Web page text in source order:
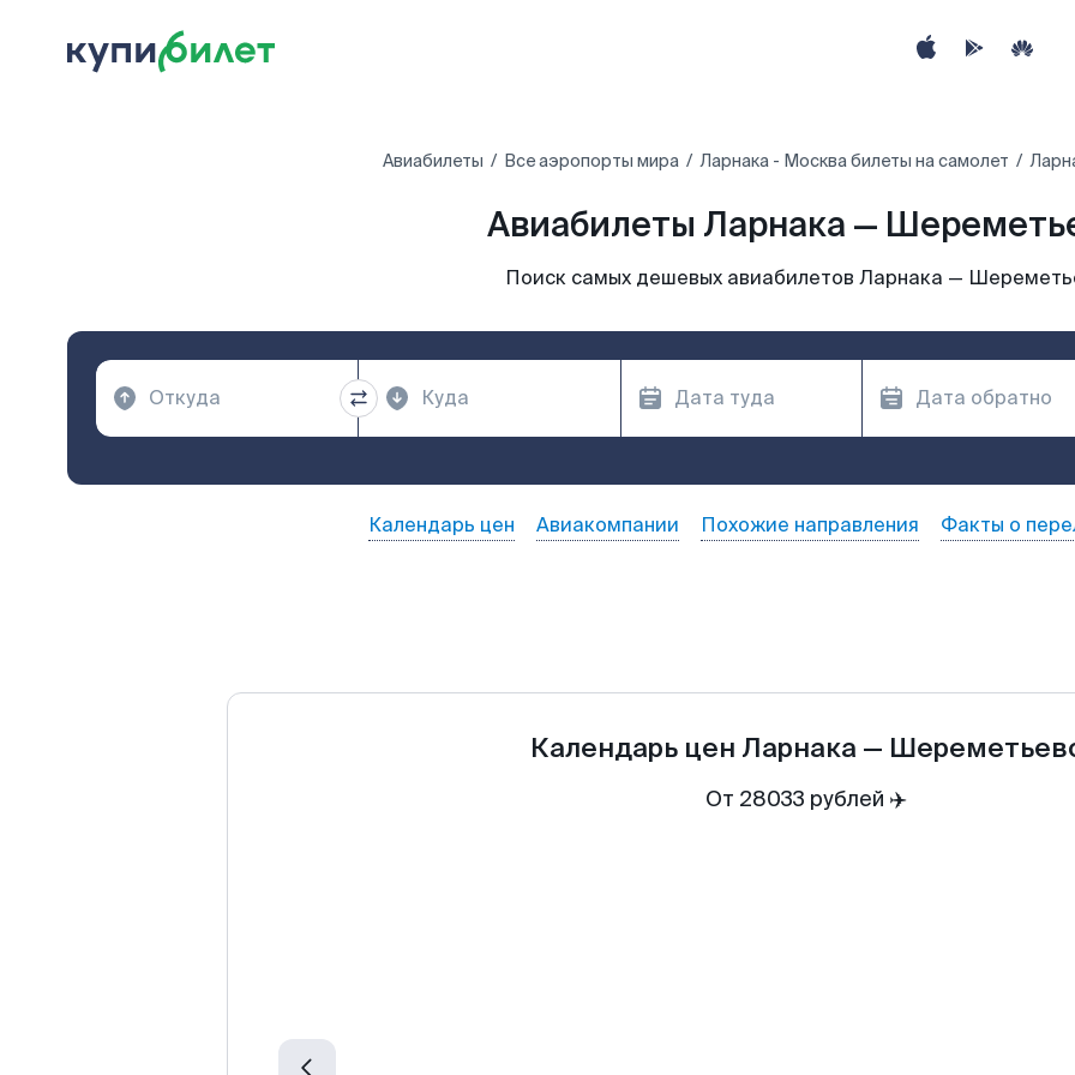
Авиабилеты Все аэропорты мира Ларнака - Москва билеты на самолет
Авиабилеты Ларнака —
Поиск самых дешевых авиабилетов Ларнака —
Календарь цен Авиакомпании Похожие направления Факты о
Календарь цен Ларнака —
От 28033 рублей ✈️